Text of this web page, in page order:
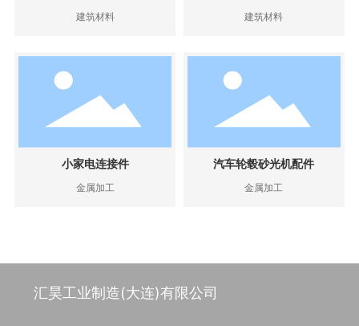
建筑材料 建筑材料
小家电连接件
金属加工
汽车轮毂砂光机配件
金属加工
汇昊工业制造(大连)有限公司